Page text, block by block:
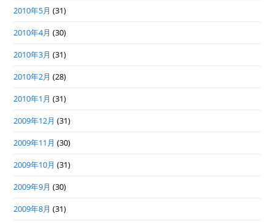
2010年5月 (31)
2010年4月 (30)
2010年3月 (31)
2010年2月 (28)
2010年1月 (31)
2009年12月 (31)
2009年11月 (30)
2009年10月 (31)
2009年9月 (30)
2009年8月 (31)